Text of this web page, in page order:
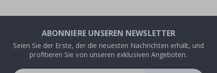
ABONNIERE UNSEREN NEWSLETTER
Seien Sie der Erste, der die neuesten Nachrichten erhält, und
profitieren Sie von unseren exklusiven Angeboten.